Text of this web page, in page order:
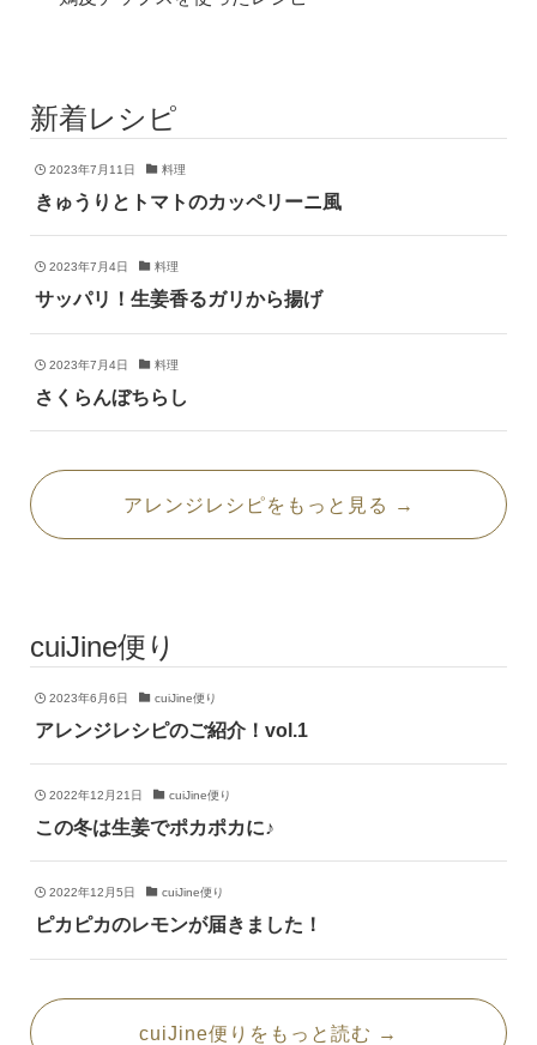
新着レシピ
2023年7月11日 料理
きゅうりとトマトのカッペリーニ風
2023年7月4日 料理
サッパリ！生姜香るガリから揚げ
2023年7月4日 料理
さくらんぼちらし
アレンジレシピをもっと見る →
cuiJine便り
2023年6月6日 cuiJine便り
アレンジレシピのご紹介！vol.1
2022年12月21日 cuiJine便り
この冬は生姜でポカポカに♪
2022年12月5日 cuiJine便り
ピカピカのレモンが届きました！
cuiJine便りをもっと読む →